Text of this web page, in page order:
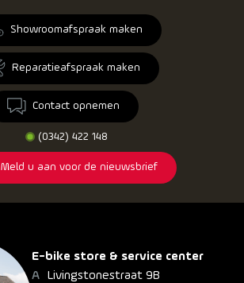
Showroomafspraak maken
Reparatieafspraak maken
Contact opnemen
(0342) 422 148
Meld u aan voor de nieuwsbrief
E-bike store & service center
Livingstonestraat 9B